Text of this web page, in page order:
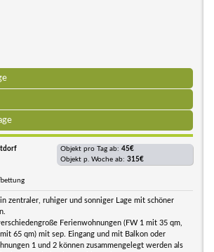
Objekt pro Tag ab: 45€
Objekt p. Woche ab: 315€
zentraler, ruhiger und sonniger Lage mit schöner
Ferienwohnungen (FW 1 mit 35 qm,
65 qm) mit sep. Eingang und mit Balkon oder
1 und 2 können zusammengelegt werden als